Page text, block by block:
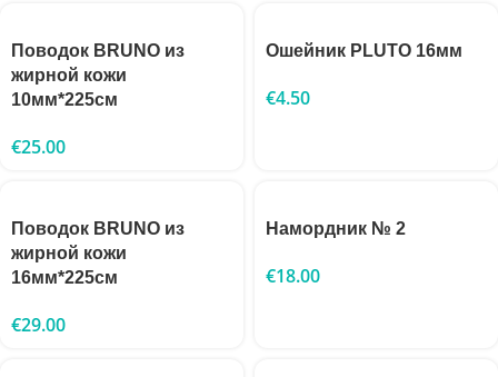
Поводок BRUNO из
жирной кожи
10мм*225см
€25.00
Ошейник PLUTO 16мм
€4.50
Поводок BRUNO из
жирной кожи
16мм*225см
€29.00
Намордник № 2
€18.00